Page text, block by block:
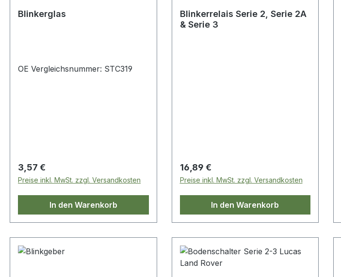
Blinkerglas
OE Vergleichsnummer: STC319
Regulärer Preis:
3,57 €
Preise inkl. MwSt. zzgl. Versandkosten
In den Warenkorb
Blinkerrelais Serie 2, Serie 2A
& Serie 3
Regulärer Preis:
16,89 €
Preise inkl. MwSt. zzgl. Versandkosten
In den Warenkorb